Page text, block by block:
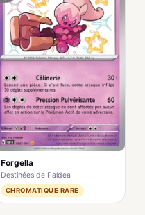
Forgella
Destinées de Paldea
CHROMATIQUE RARE